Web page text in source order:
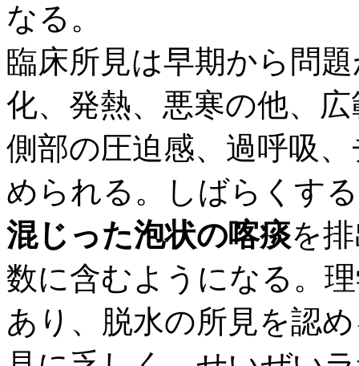
なる。
臨床所見は早期から問
化、発熱、悪寒の他、
側部の圧迫感、過呼吸
められる。しばらくす
混じった泡状の喀痰を
数に含むようになる。
あり、脱水の所見を認